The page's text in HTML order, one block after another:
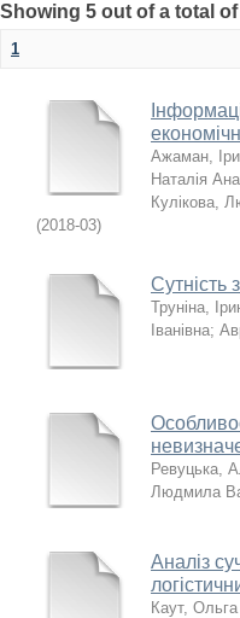
Showing 5 out of a total
1
Ажаман,
Наталія
Кулікова,
(2018-03)
Сутність
Труніна,
Іванівна;
Ревуцька,
Людмила
Аналіз
Каут, Ольга